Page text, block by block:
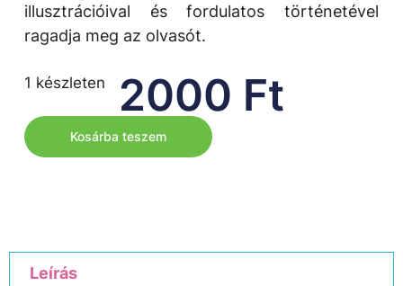
illusztrációival és fordulatos történetével
ragadja meg az olvasót.
2000 Ft
1 készleten
Kosárba teszem
Leírás